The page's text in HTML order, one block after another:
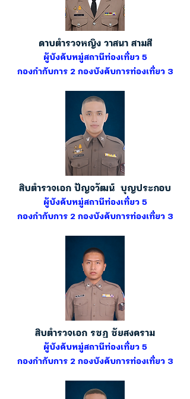
ดาบตำรวจหญิง วาสนา สามสี
ผู้บังคับหมู่สถานีท่องเที่ยว 5
กองกำกับการ 2 กองบังคับการท่องเที่ยว 3
สิบตำรวจเอก ปัญจวัฒน์ บุญประกอบ
ผู้บังคับหมู่สถานีท่องเที่ยว 5
กองกำกับการ 2 กองบังคับการท่องเที่ยว 3
สิบตำรวจเอก รชฏ ชัยสงคราม
ผู้บังคับหมู่สถานีท่องเที่ยว 5
กองกำกับการ 2 กองบังคับการท่องเที่ยว 3